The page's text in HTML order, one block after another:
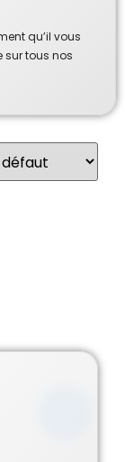
qu’il vous
sur tous nos